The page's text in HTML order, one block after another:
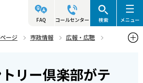
FAQ コールセンター 検索 メニュー
ージ 市政情報
広報・広聴
テーブル・ベンチセットを市に寄贈
リー倶楽部がテ